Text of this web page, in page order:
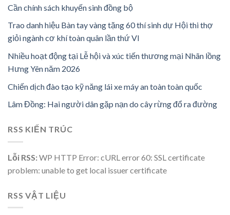
Cần chính sách khuyến sinh đồng bộ
Trao danh hiệu Bàn tay vàng tặng 60 thí sinh dự Hội thi thợ
giỏi ngành cơ khí toàn quân lần thứ VI
Nhiều hoạt động tại Lễ hội và xúc tiến thương mại Nhãn lồng
Hưng Yên năm 2026
Chiến dịch đào tạo kỹ năng lái xe máy an toàn toàn quốc
Lâm Đồng: Hai người dân gặp nạn do cây rừng đổ ra đường
RSS KIẾN TRÚC
Lỗi RSS:WP HTTP Error: cURL error 60: SSL certificate
problem: unable to get local issuer certificate
RSS VẬT LIỆU